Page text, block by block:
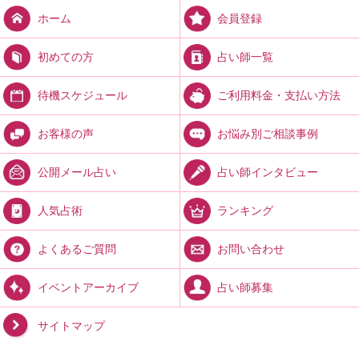
ホーム 会員登録
初めての方 占い師一覧
待機スケジュール ご利用料金・支払い方法
お客様の声 お悩み別ご相談事例
公開メール占い 占い師インタビュー
人気占術 ランキング
よくあるご質問 お問い合わせ
イベントアーカイブ 占い師募集
サイトマップ